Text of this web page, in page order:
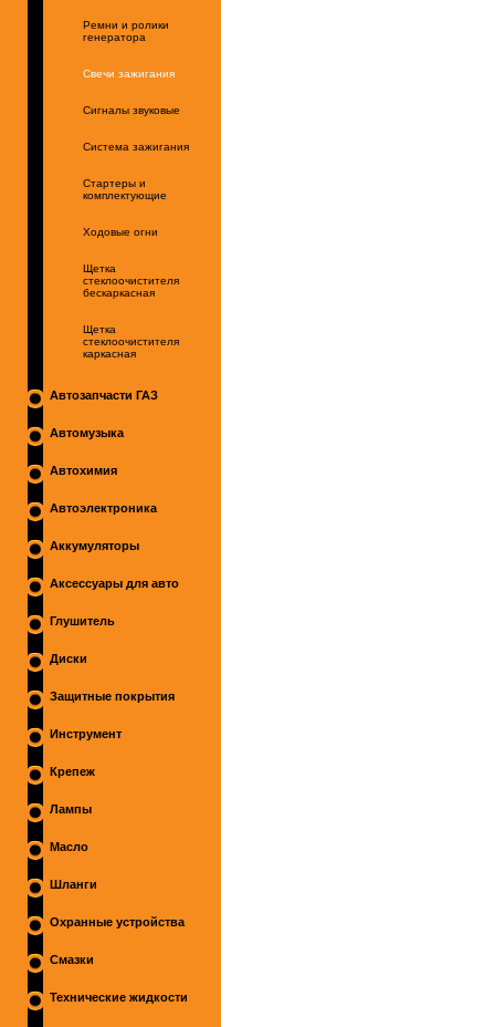
Ремни и ролики
генератора
Свечи зажигания
Сигналы звуковые
Система зажигания
Стартеры и
комплектующие
Ходовые огни
Щетка
стеклоочистителя
бескаркасная
Щетка
стеклоочистителя
каркасная
Автозапчасти ГАЗ
Автомузыка
Автохимия
Автоэлектроника
Аккумуляторы
Аксессуары для авто
Глушитель
Диски
Защитные покрытия
Инструмент
Крепеж
Лампы
Масло
Шланги
Охранные устройства
Смазки
Технические жидкости